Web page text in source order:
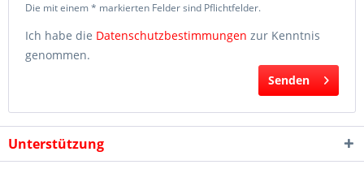
Die mit einem * markierten Felder sind Pflichtfelder.
Ich habe die Datenschutzbestimmungen zur Kenntnis
genommen.
Senden
Unterstützung